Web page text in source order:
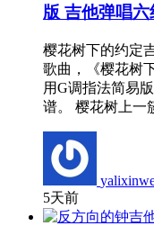
版 吉他弹唱六
樱花树下的约定
歌曲，《樱花树
用G调指法简易
谱。 樱花树上一
5天前